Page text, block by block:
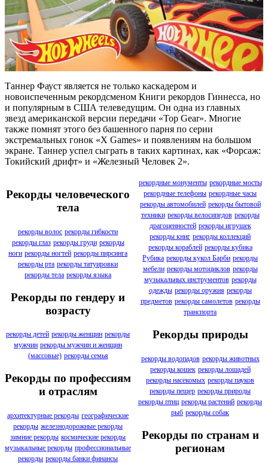
Таннер Фауст является не только каскадером и
новоиспеченным рекордсменом Книги рекордов Гиннесса, но
и популярным в США телеведущим. Он одна из главных
звезд американской версии передачи «Top Gear». Многие
также помнят этого без башенного парня по серии
экстремальных гонок «X Games» и появлениям на большом
экране. Таннер успел сыграть в таких картинах, как «Форсаж:
Токийский дрифт» и «Железный Человек 2».
Рекорды человеческого
тела
рекорды волос рекорды гибкости
рекорды глаз рекорды груди рекорды
ноги рекорды ногтей рекорды пирсинга
рекорды рта рекорды татуировки
рекорды тела рекорды языка
Рекорды по гендеру и
возрасту
рекорды детей рекорды женщин рекорды
мужчин рекорды мужчин и женщин
(массовые) рекорды семья
Рекорды по профессиям
и отраслям
архитектурные рекорды географические
рекорды железнодорожные рекорды
зимние рекорды космические рекорды
музыкальные рекорды профессиональные
рекорды рекорды банки финансы
рекордные монументы рекордные мосты
рекордные телефоны рекордные часы
рекорды автомобилей рекорды бытовой
техники рекорды велосипедов рекорды
драгоценностей рекорды игрушек
рекорды книг рекорды коллекций
рекорды кораблей рекорды кубика
Рубика рекорды кукол Барби рекорды
мебели рекорды мотоциклов рекорды
музыкальных инструментов рекорды
одежды рекорды оружия рекорды
предметов рекорды самолетов рекорды
транспорта
Рекорды природы
рекорды водопадов рекорды животных
рекорды кошек рекорды лошадей
рекорды насекомых рекорды пауков
рекорды пещер рекорды природы
рекорды птиц рекорды растений рекорды
рыб рекорды собак
Рекорды по странам и
регионам